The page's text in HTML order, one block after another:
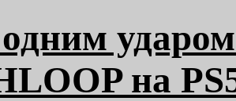
на